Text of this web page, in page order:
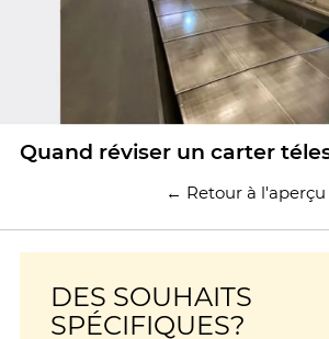
Quand réviser un carter
← Retour à l'aperçu
DES SOUHAITS
SPÉCIFIQUES?